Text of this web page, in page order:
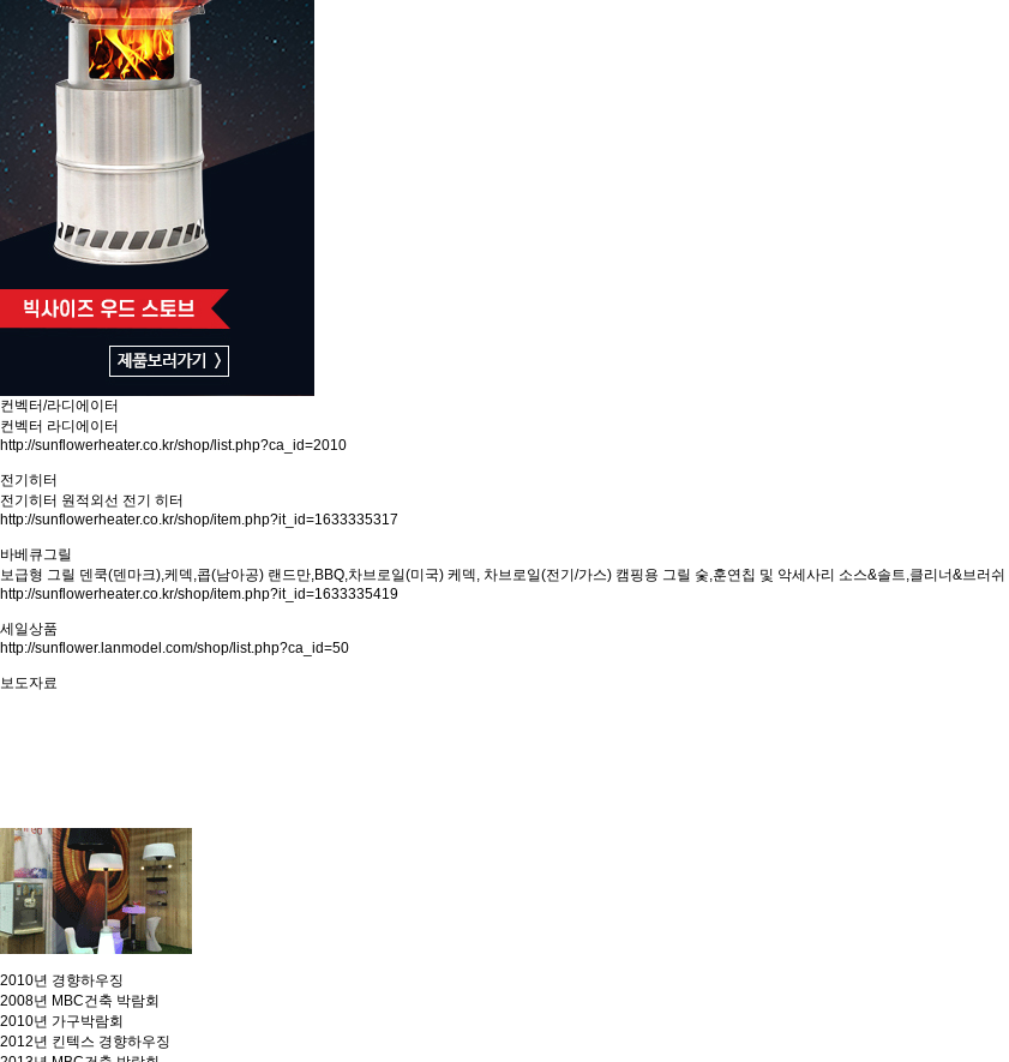
컨벡터/라디에이터
컨벡터 라디에이터
http://sunflowerheater.co.kr/shop/list.php?ca_id=2010
전기히터
전기히터 원적외선 전기 히터
http://sunflowerheater.co.kr/shop/item.php?it_id=1633335317
바베큐그릴
보급형 그릴 덴쿡(덴마크),케덱,콥(남아공) 랜드만,BBQ,차브로일(미국) 케덱, 차브로일(전기/가스) 캠핑용 그릴 숯,훈연칩 및 악세사리 소스&솔트,클리너&브러쉬
http://sunflowerheater.co.kr/shop/item.php?it_id=1633335419
세일상품
http://sunflower.lanmodel.com/shop/list.php?ca_id=50
보도자료
2010년 경향하우징
2008년 MBC건축 박람회
2010년 가구박람회
2012년 킨텍스 경향하우징